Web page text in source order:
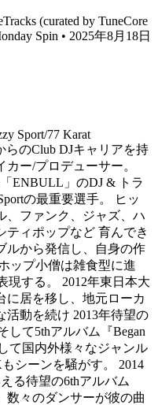
(curated by TuneCore
Spin • 2025年8月18日
Sport/77 Karat
らのClub DJキャリアを持
ー/プロデューサー。
ENBULL」のDJ & トラ
の最重要選手。 ヒッ
、ファンク、ジャズ、ハ
ティポップなど 育んでき
ルから発信し、自身の作
ップ小僧は雑食型に進
現する。 2012年東日本大
に居を移し、地元ローカ
活動を続け 2013年待望の
して5thアルバム『Began
て国内外様々なジャンル
シーンを騒がす。 2014
る待望の6thアルバム
数々のダンサーが彼の曲